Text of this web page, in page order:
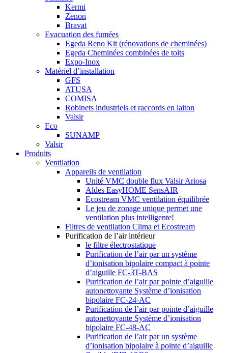
Kermi
Zenon
Bravat
Evacuation des fumées
Egeda Reno Kit (rénovations de cheminées)
Egeda Cheminées combinées de toits
Expo-Inox
Matériel d’installation
GFS
ATUSA
COMISA
Robinets industriels et raccords en laiton
Valsir
Eco
SUNAMP
Valsir
Produits
Ventilation
Appareils de ventilation
Unité VMC double flux Valsir Ariosa
Aldes EasyHOME SensAIR
Ecostream VMC ventilation équilibrée
Le jeu de zonage unique permet une
ventilation plus intelligente!
Filtres de ventilation Clima et Ecostream
Purification de l’air intérieur
le filtre électrostatique
Purification de l’air par un système
d’ionisation bipolaire compact à pointe
d’aiguille FC-3T-BAS
Purification de l’air par pointe d’aiguille
autonettoyante Système d’ionisation
bipolaire FC-24-AC
Purification de l’air par pointe d’aiguille
autonettoyante Système d’ionisation
bipolaire FC-48-AC
Purification de l’air par un système
d’ionisation bipolaire à pointe d’aiguille